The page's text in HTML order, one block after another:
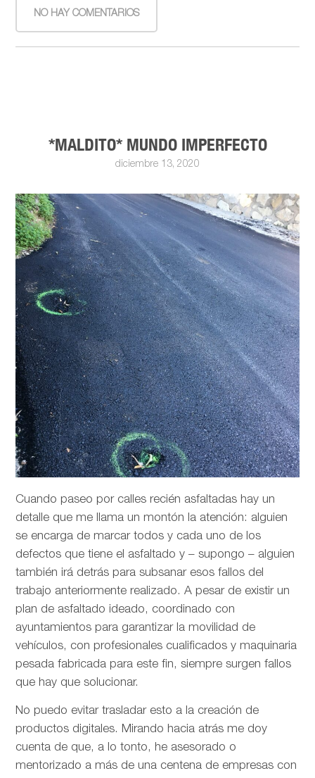
NO HAY COMENTARIOS
*MALDITO* MUNDO IMPERFECTO
diciembre 13, 2020
Cuando paseo por calles recién asfaltadas hay un
detalle que me llama un montón la atención: alguien
se encarga de marcar todos y cada uno de los
defectos que tiene el asfaltado y – supongo – alguien
también irá detrás para subsanar esos fallos del
trabajo anteriormente realizado. A pesar de existir un
plan de asfaltado ideado, coordinado con
ayuntamientos para garantizar la movilidad de
vehículos, con profesionales cualificados y maquinaria
pesada fabricada para este fin, siempre surgen fallos
que hay que solucionar.
No puedo evitar trasladar esto a la creación de
productos digitales. Mirando hacia atrás me doy
cuenta de que, a lo tonto, he asesorado o
mentorizado a más de una centena de empresas con